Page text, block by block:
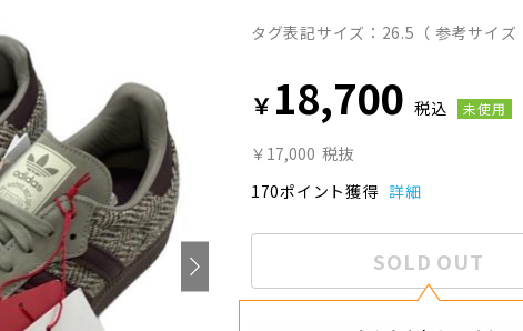
タグ表記サイズ：26.5（ 参考サイズ
￥ 18,700 税込 未使用
￥17,000 税抜
170ポイント獲得 詳細
SOLD OUT